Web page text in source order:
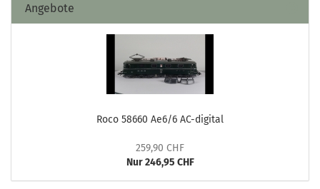
Angebote
Roco 58660 Ae6/6 AC-digital
259,90 CHF
Nur 246,95 CHF